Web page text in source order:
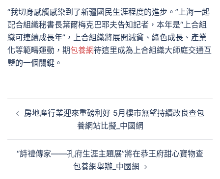
“我切身感觸感染到了新疆國民生涯程度的進步。”上海一起
配合組織秘書長葉爾梅克巴耶夫告知記者，本年是“上合組
織可連續成長年”，上合組織將展開減貧、綠色成長、產業
化等範疇運動，期包養網待這里成為上合組織大師庭交通互
鑒的一個關鍵。
章 房地產行業迎來重磅利好 5月樓市無望持續改良查包
養網站比擬_中國網
“詩禮傳家——孔府生涯主題展”將在恭王府甜心寶物查
包養網舉辦_中國網